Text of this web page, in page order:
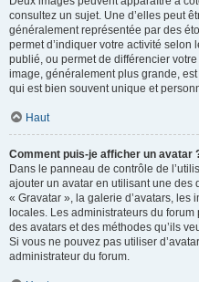
consultez un sujet. Une d’elles peut
généralement représentée par des
permet d’indiquer votre activité
publié, ou permet de différencier
image, généralement plus grande,
qui est bien souvent unique et
Haut
Comment puis-je afficher un avatar
Dans le panneau de contrôle de
ajouter un avatar en utilisant une des
« Gravatar », la galerie d’avatars, les
locales. Les administrateurs du
des avatars et des méthodes qu’ils
Si vous ne pouvez pas utiliser
administrateur du forum.